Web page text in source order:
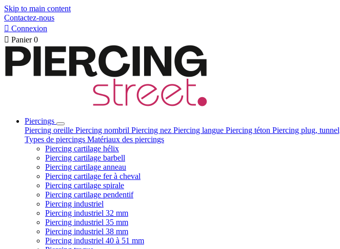
Skip to main content
Contactez-nous
 Connexion
 Panier 0
Piercings
Piercing oreille Piercing nombril Piercing nez Piercing langue Piercing téton Piercing plug,
Types de piercings Matériaux des piercings
Piercing cartilage hélix
Piercing cartilage barbell
Piercing cartilage anneau
Piercing cartilage fer à cheval
Piercing cartilage spirale
Piercing cartilage pendentif
Piercing industriel
Piercing industriel 32 mm
Piercing industriel 35 mm
Piercing industriel 38 mm
Piercing industriel 40 à 51 mm